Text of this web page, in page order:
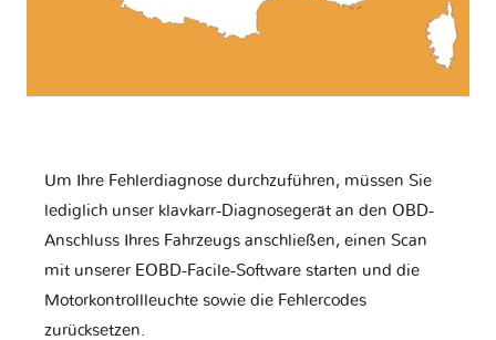
Um Ihre Fehlerdiagnose durchzuführen, müssen Sie
lediglich unser klavkarr-Diagnosegerät an den OBD-
Anschluss Ihres Fahrzeugs anschließen, einen Scan
mit unserer EOBD-Facile-Software starten und die
Motorkontrollleuchte sowie die Fehlercodes
zurücksetzen.